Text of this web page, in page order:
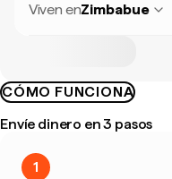
Viven enZimbabue
CÓMO FUNCIONA
Envíe dinero en 3 pasos
1